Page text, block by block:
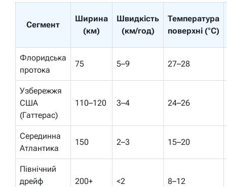
Сегмент
Ширина
(км)
Швидкість
(км/год)
Температура
поверхні (°C)
Флоридська
протока
75 5–9 27–28
Узбережжя
США
(Гаттерас)
110–120 3–4 24–26
Серединна
Атлантика
150 2–3 15–20
Північний
дрейф
200+ <2 8–12